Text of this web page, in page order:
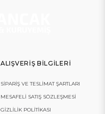
ALIŞVERIŞ BILGILERI
SIPARIŞ VE TESLIMAT ŞARTLARI
MESAFELI SATIŞ SÖZLEŞMESI
GIZLILIK POLITIKASI